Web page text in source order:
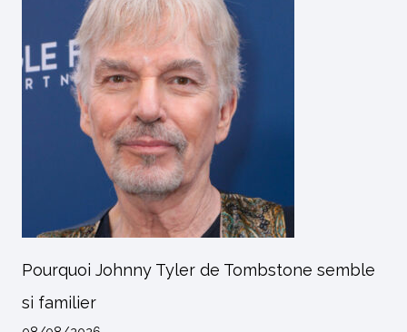
Pourquoi Johnny Tyler de Tombstone semble
si familier